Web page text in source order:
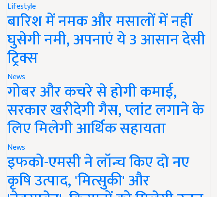
Lifestyle
बारिश में नमक और मसालों में नहीं
घुसेगी नमी, अपनाएं ये 3 आसान देसी
ट्रिक्स
News
गोबर और कचरे से होगी कमाई,
सरकार खरीदेगी गैस, प्लांट लगाने के
लिए मिलेगी आर्थिक सहायता
News
इफको-एमसी ने लॉन्च किए दो नए
कृषि उत्पाद, 'मित्सुकी' और